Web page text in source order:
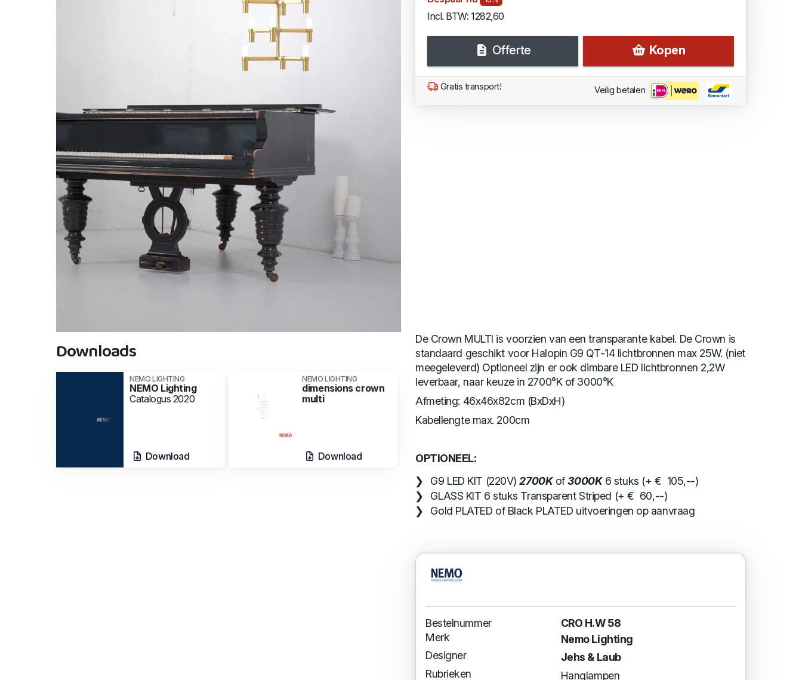
Incl. BTW: 1282,60
Offerte Kopen
Gratis transport! Veilig betalen
Downloads
NEMO LIGHTING
NEMO Lighting
Catalogus 2020
Download
NEMO LIGHTING
dimensions crown
multi
Download
De Crown MULTI is voorzien van een transparante kabel. De Crown is
standaard geschikt voor Halopin G9 QT-14 lichtbronnen max 25W. (niet
meegeleverd) Optioneel zijn er ook dimbare LED lichtbronnen 2,2W
leverbaar, naar keuze in 2700°K of 3000°K
Afmeting: 46x46x82cm (BxDxH)
Kabellengte max. 200cm
OPTIONEEL:
G9 LED KIT (220V)2700Kof3000K6 stuks (+ € 105,--)
GLASS KIT 6 stuks Transparent Striped (+ € 60,--)
Gold PLATED of Black PLATED uitvoeringen op aanvraag
Bestelnummer
CRO H.W 58
Merk
Nemo Lighting
Designer
Jehs & Laub
Rubrieken
Hanglampen